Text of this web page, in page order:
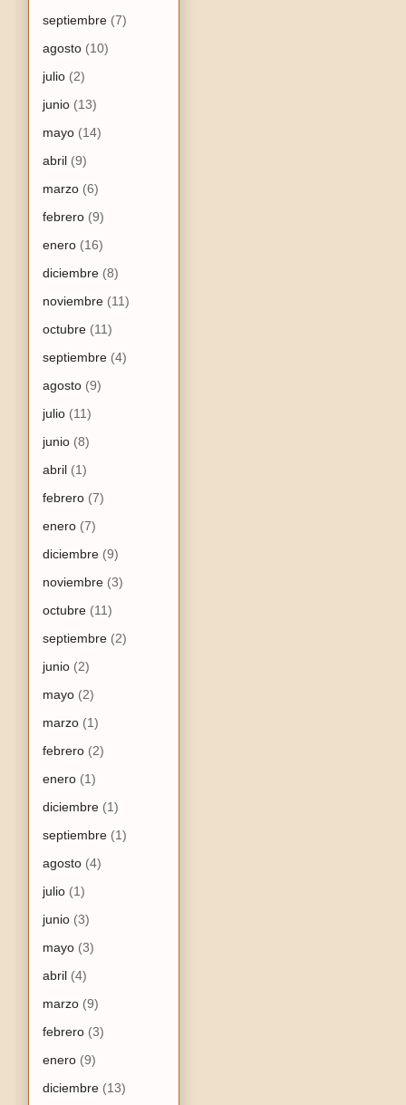
septiembre (7)
agosto (10)
julio (2)
junio (13)
mayo (14)
abril (9)
marzo (6)
febrero (9)
enero (16)
diciembre (8)
noviembre (11)
octubre (11)
septiembre (4)
agosto (9)
julio (11)
junio (8)
abril (1)
febrero (7)
enero (7)
diciembre (9)
noviembre (3)
octubre (11)
septiembre (2)
junio (2)
mayo (2)
marzo (1)
febrero (2)
enero (1)
diciembre (1)
septiembre (1)
agosto (4)
julio (1)
junio (3)
mayo (3)
abril (4)
marzo (9)
febrero (3)
enero (9)
diciembre (13)